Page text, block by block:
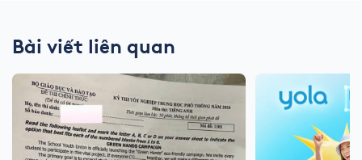
Bài viết liên quan